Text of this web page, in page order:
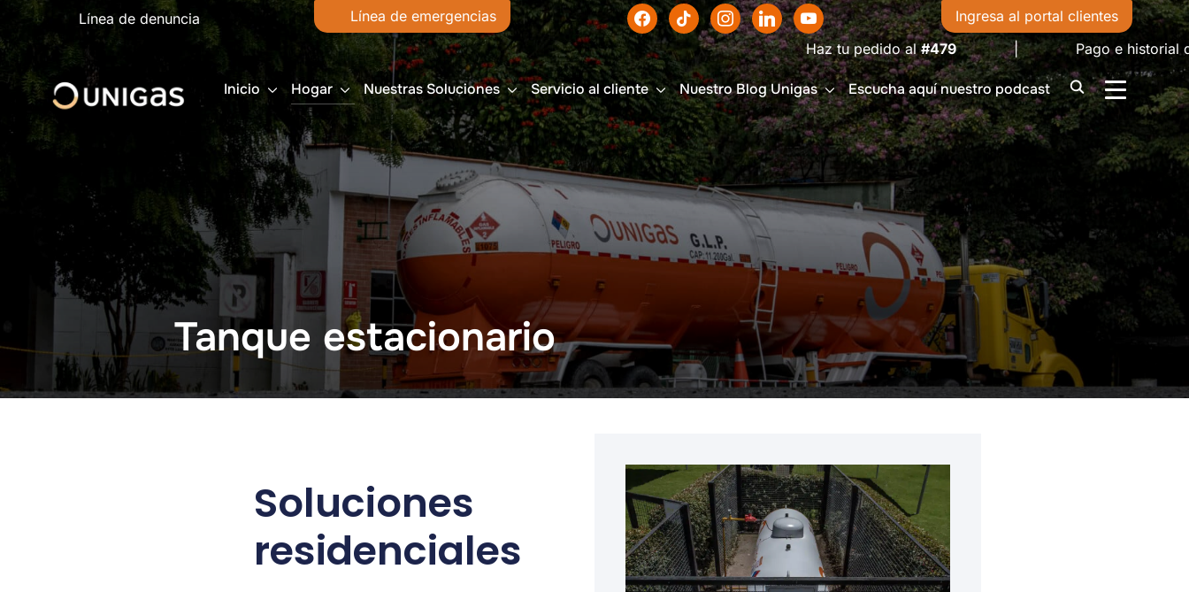
Línea de denuncia Línea de emergencias
Ingresa al portal clientes
Haz tu pedido al#479| Pago e historial de facturas
ALTERNAR
Inicio Hogar Nuestras Soluciones Servicio al cliente Nuestro Blog Unigas Escucha aquí nuestro podcast
Tanque estacionario
Soluciones
residenciales